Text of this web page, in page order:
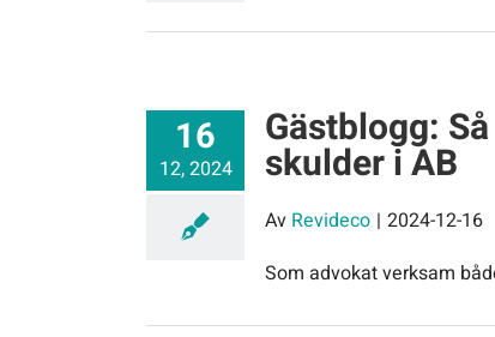
16
12, 2024
Gästblogg:
skulder i AB
Av Revideco | 2024-12-16
Som advokat verksam